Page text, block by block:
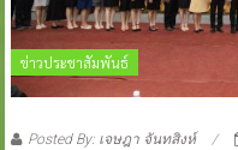
ข่าวประชาสัมพันธ์
Posted By: เจษฎา จันทสิงห์